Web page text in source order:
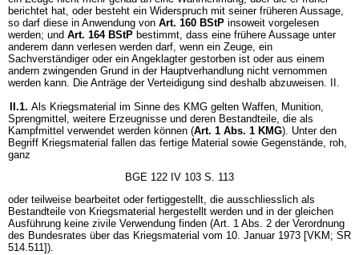
berichtet hat, oder besteht ein Widerspruch mit seiner früheren Aussage,
so darf diese in Anwendung von Art. 160 BStP insoweit vorgelesen
werden; und Art. 164 BStP bestimmt, dass eine frühere Aussage unter
anderem dann verlesen werden darf, wenn ein Zeuge, ein
Sachverständiger oder ein Angeklagter gestorben ist oder aus einem
andern zwingenden Grund in der Hauptverhandlung nicht vernommen
werden kann. Die Anträge der Verteidigung sind deshalb abzuweisen. II.
II.1. Als Kriegsmaterial im Sinne des KMG gelten Waffen, Munition,
Sprengmittel, weitere Erzeugnisse und deren Bestandteile, die als
Kampfmittel verwendet werden können (Art. 1 Abs. 1 KMG). Unter den
Begriff Kriegsmaterial fallen das fertige Material sowie Gegenstände, roh,
ganz
BGE 122 IV 103 S. 113
oder teilweise bearbeitet oder fertiggestellt, die ausschliesslich als
Bestandteile von Kriegsmaterial hergestellt werden und in der gleichen
Ausführung keine zivile Verwendung finden (Art. 1 Abs. 2 der Verordnung
des Bundesrates über das Kriegsmaterial vom 10. Januar 1973 [VKM; SR
514.511]).